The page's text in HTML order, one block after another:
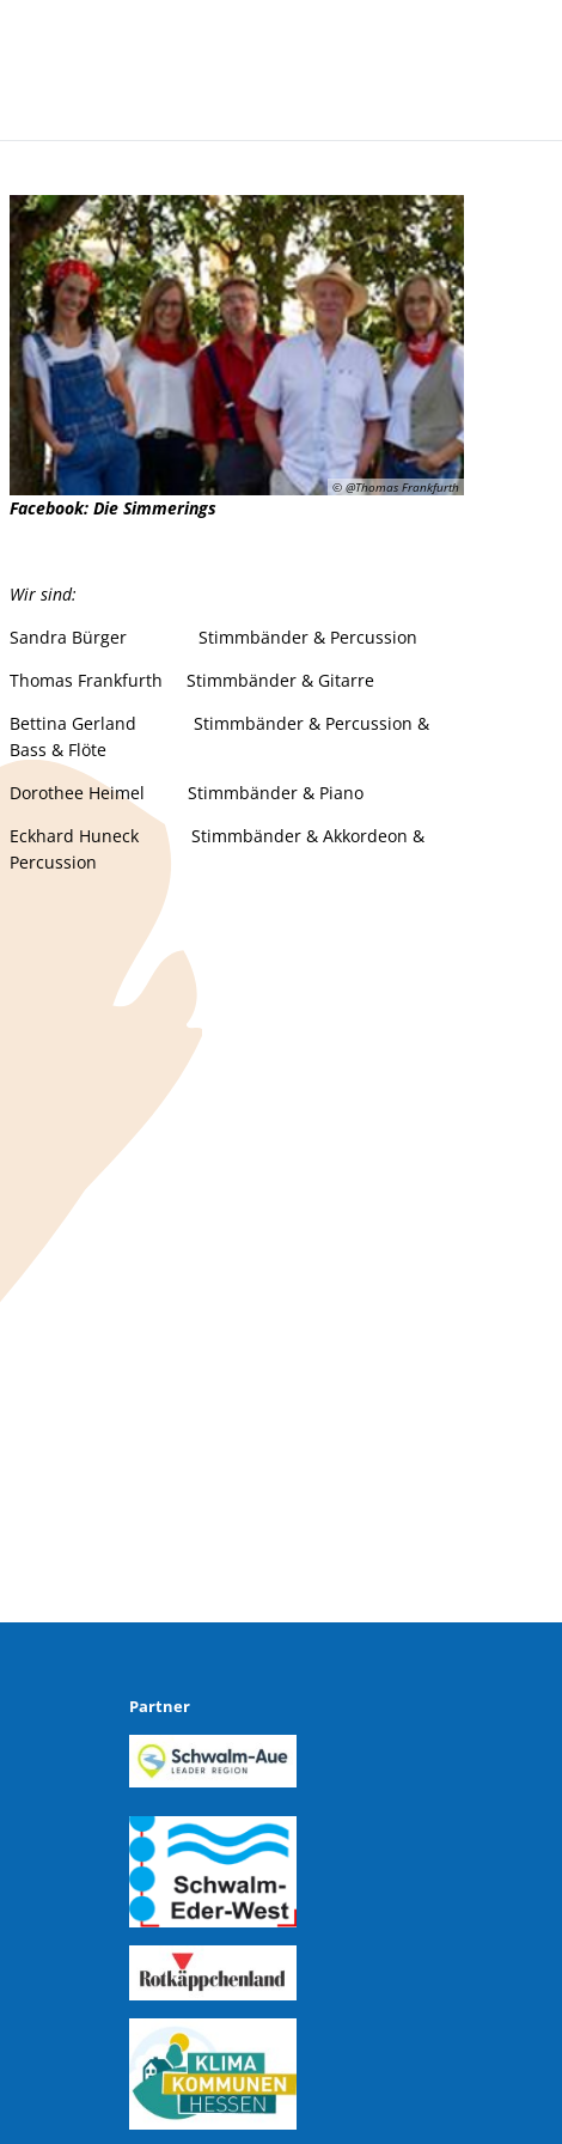
Kultur- Termine - Veranstaltungen
© @Thomas Frankfurth
Facebook: Die Simmerings
Wir sind:
Sandra Bürger Stimmbänder & Percussion
Thomas Frankfurth Stimmbänder & Gitarre
Bettina Gerland Stimmbänder & Percussion &
Bass & Flöte
Dorothee Heimel Stimmbänder & Piano
Eckhard Huneck Stimmbänder & Akkordeon &
Percussion
Partner